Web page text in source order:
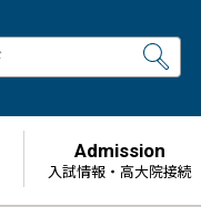
Admission
⼊試情報・高大院接続